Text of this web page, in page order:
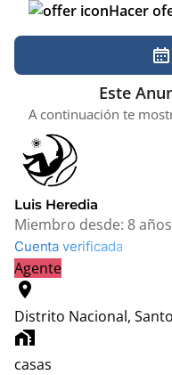
Hacer
Este
A continuación te
Luis Heredia
Miembro desde: 8 años
Cuenta verificada
Agente
location_on
Distrito Nacional,
home_work
casas